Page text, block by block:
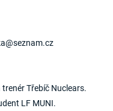
Třebíč Nuclears.
LF MUNI.